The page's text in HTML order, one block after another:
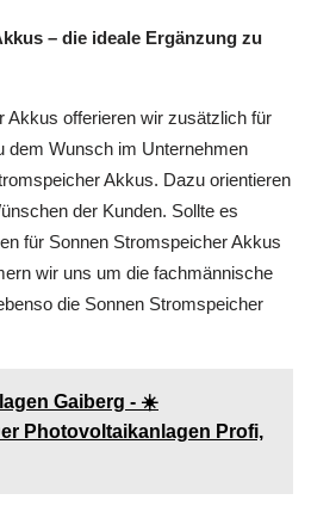
– die ideale Ergänzung zu
Akkus offerieren wir zusätzlich für
dem Wunsch im Unternehmen
Akkus. Dazu orientieren
der Kunden. Sollte es
für Sonnen Stromspeicher Akkus
wir uns um die fachmännische
die Sonnen Stromspeicher
Gaiberg - ☀️
Photovoltaikanlagen Profi,